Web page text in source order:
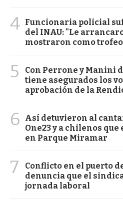
4 Funcionaria policial
del INAU: "Le
mostraron como
5
Con Perrone y Manini
tiene asegurados los
aprobación de la
6
Así detuvieron al
One23 y a chilenos
en Parque Miramar
7
Conflicto en el puerto
denuncia que el
jornada laboral